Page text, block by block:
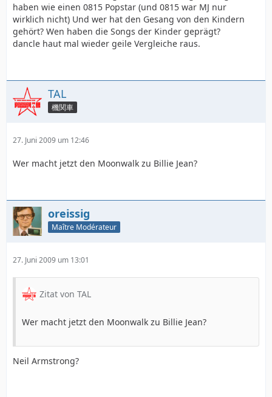
haben wie einen 0815 Popstar (und 0815 war MJ nur
wirklich nicht) Und wer hat den Gesang von den Kindern
gehört? Wen haben die Songs der Kinder geprägt?
dancle haut mal wieder geile Vergleiche raus.
TAL
機関車
27. Juni 2009 um 12:46
Wer macht jetzt den Moonwalk zu Billie Jean?
oreissig
Maître Modérateur
27. Juni 2009 um 13:01
Zitat von TAL
Wer macht jetzt den Moonwalk zu Billie Jean?
Neil Armstrong?